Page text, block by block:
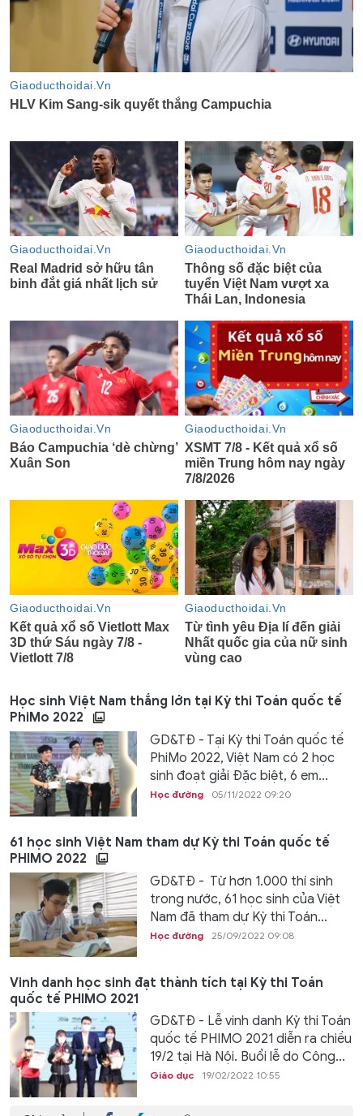
Học sinh Việt Nam thắng lớn tại Kỳ thi Toán quốc tế
PhiMo 2022
GD&TĐ - Tại Kỳ thi Toán quốc tế
PhiMo 2022, Việt Nam có 2 học
sinh đoạt giải Đặc biệt, 6 em...
Học đường 05/11/2022 09:20
61 học sinh Việt Nam tham dự Kỳ thi Toán quốc tế
PHIMO 2022
GD&TĐ - Từ hơn 1.000 thí sinh
trong nước, 61 học sinh của Việt
Nam đã tham dự Kỳ thi Toán...
Học đường 25/09/2022 09:08
Vinh danh học sinh đạt thành tích tại Kỳ thi Toán
quốc tế PHIMO 2021
GD&TĐ - Lễ vinh danh Kỳ thi Toán
quốc tế PHIMO 2021 diễn ra chiều
19/2 tại Hà Nội. Buổi lễ do Công...
Giáo dục 19/02/2022 10:55